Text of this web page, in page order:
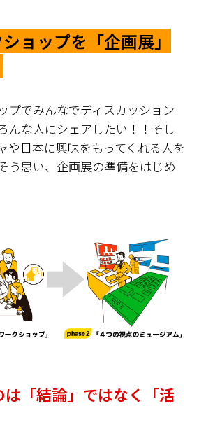
ョップを「企画展」
プでみんなでディスカッション
んな人にシェアしたい！！そし
や日本に興味をもってくれる人を
う思い、企画展の準備をはじめ
「結論」ではなく「活